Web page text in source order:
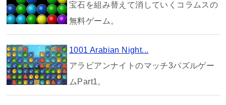
宝石を組み替えて消していくコラムスの
無料ゲーム。
1001 Arabian Night...
アラビアンナイトのマッチ3パズルゲー
ムPart1。